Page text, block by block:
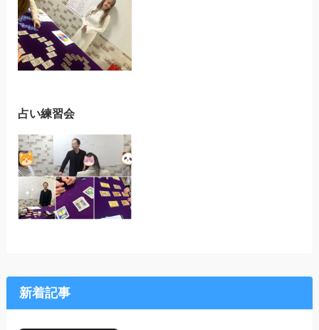
占い練習会
新着記事